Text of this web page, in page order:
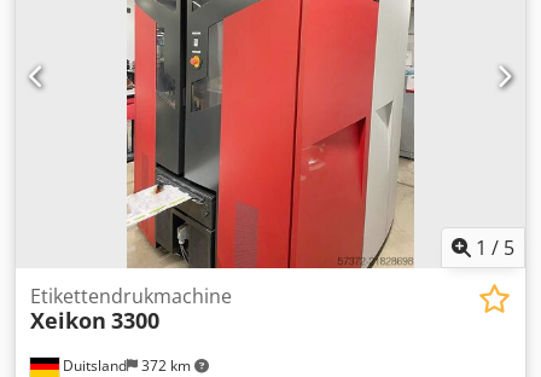
sturen wij u graag extra informatiemateriaal of een video
toe. De demontage is uitgevoerd door een
vertegenwoordiging van Xeikon.
1 / 5
Duitsland 372 km
Etikettendrukmachine
Xeikon 3300